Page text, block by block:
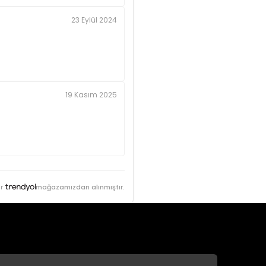
23 Eylül 2024
19 Kasım 2025
mağazamızdan alınmıştır.